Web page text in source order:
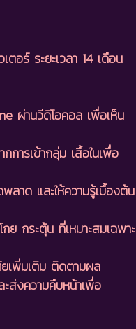
อร์ ระยะเวลา 14 เดือน
ผ่านวีดีโอคอล เพื่อเห็น
การเข้ากลุ่ม เสื้อในเพื่อ
าด และให้ความรู้เบื้องต้น
ย กระตุ้น ที่เหมาะสมเฉพาะ
เพิ่มเติม ติดตามผล
ส่งความคืบหน้าเพื่อ